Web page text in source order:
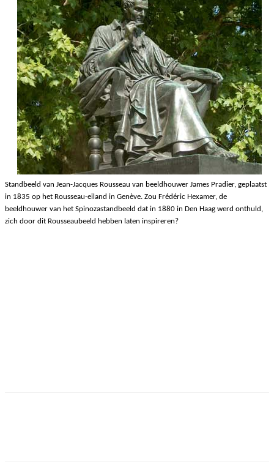
Standbeeld van Jean-Jacques Rousseau van beeldhouwer James Pradier, geplaatst
in 1835 op het Rousseau-eiland in Genève. Zou Frédéric Hexamer, de
beeldhouwer van het Spinozastandbeeld dat in 1880 in Den Haag werd onthuld,
zich door dit Rousseaubeeld hebben laten inspireren?